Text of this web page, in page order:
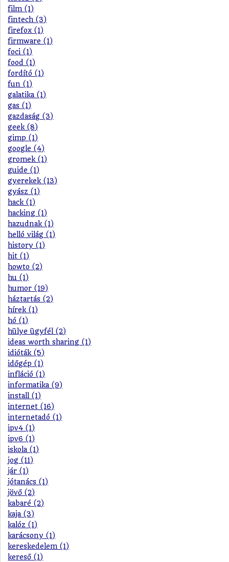
film (1)
fintech (3)
firefox (1)
firmware (1)
foci (1)
food (1)
fordító (1)
fun (1)
galatika (1)
gas (1)
gazdaság (3)
geek (8)
gimp (1)
google (4)
gromek (1)
guide (1)
gyerekek (13)
gyász (1)
hack (1)
hacking (1)
hazudnak (1)
helló világ (1)
history (1)
hit (1)
howto (2)
hu (1)
humor (19)
háztartás (2)
hírek (1)
hó (1)
hülye ügyfél (2)
ideas worth sharing (1)
idióták (5)
időgép (1)
infláció (1)
informatika (9)
install (1)
internet (16)
internetadó (1)
ipv4 (1)
ipv6 (1)
iskola (1)
jog (11)
jár (1)
jótanács (1)
jövő (2)
kabaré (2)
kaja (3)
kalóz (1)
karácsony (1)
kereskedelem (1)
kereső (1)